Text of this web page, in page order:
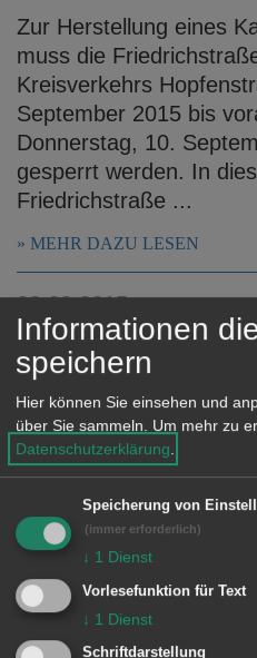
Zur Herstellung eines
muss die
Kreisverkehrs
September 2015 bis
Donnerstag, 10.
gesperrt werden. In
Friedrichstraße ...
MEHR DAZU LESEN
03.09.2015
Das Aalener
wieder am 5.
Das Smartphone
Kleidung hat Löcher,
sind? Der Drucker
Streifen und ist noch
Repair Café da!
MEHR DAZU LESEN
03.09.2015
Informationen
speichern
Hier können Sie einsehen und
über Sie sammeln.
Um mehr zu
Datenschutzerklärung
Speicherung von
(immer erforderlich)
↓ 1 Dienst
Vorlesefunktion für Text
↓ 1 Dienst
Schriftdarstellung